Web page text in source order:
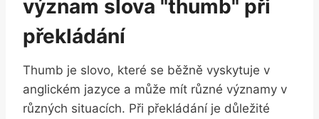
význam slova "thumb" při
překládání
Thumb ‌je ⁢slovo, ‍které se běžně vyskytuje v
anglickém jazyce a může mít různé ⁢významy⁣ v
různých situacích. Při překládání je důležité